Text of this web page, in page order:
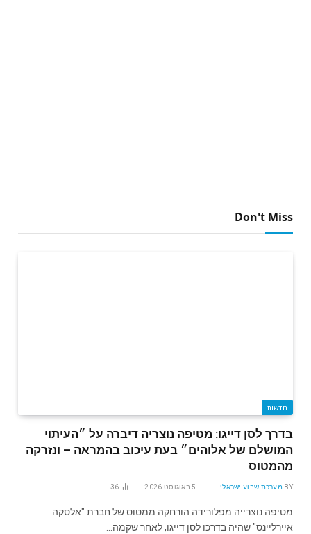
Don't Miss
חדשות
בדרך לסן דייגו: מטיפה נוצריה דיברה על ״העיתוי
המושלם של אלוהים״ בעת עיכוב בהמראה – ונזרקה
מהמטוס
BY מערכת שבוע ישראלי 5 באוגוסט 2026 36
מטיפה נוצרייה מפלורידה הורחקה ממטוס של חברת "אלסקה
איירליינס" שהיה בדרכו לסן דייגו, לאחר שקמה…